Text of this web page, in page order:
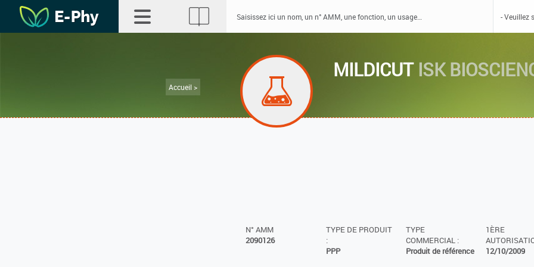
Accueil >
MILDICUTISK
N° AMM
2090126
TYPE DE PRODUIT
:
PPP
TYPE
COMMERCIAL :
Produit de référence
1ÈRE
12/10/2009